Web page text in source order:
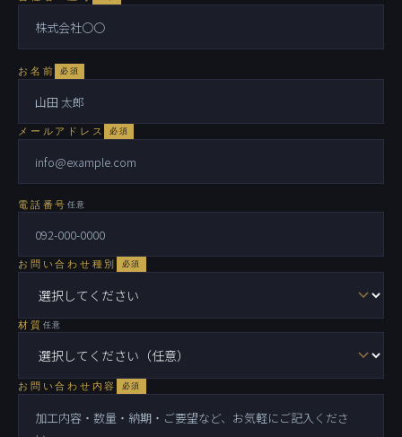
お名前 必須
メールアドレス 必須
電話番号 任意
お問い合わせ種別 必須
材質 任意
お問い合わせ内容 必須